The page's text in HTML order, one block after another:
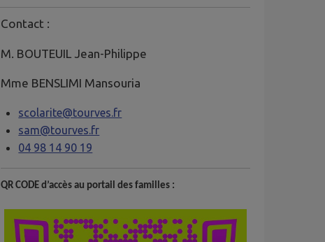
Contact :
M. BOUTEUIL Jean-Philippe
Mme BENSLIMI Mansouria
scolarite@tourves.fr
sam@tourves.fr
04 98 14 90 19
QR CODE d’accès au portail des familles :